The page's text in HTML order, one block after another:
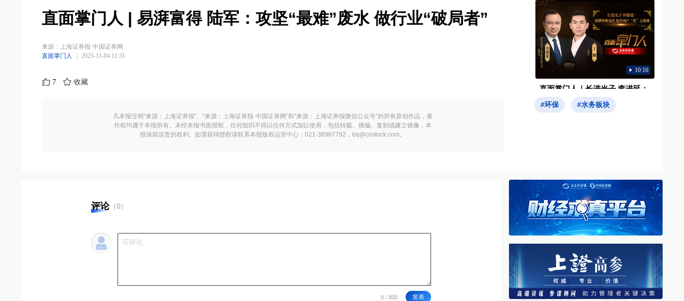
直面掌门人 | 易湃富得 陆军：攻坚“最难”废水 做行业“破局者”
来源：
上海证券报·中国证券网
直面掌门人
2025-11-04 11:31
7 收藏
凡本报注明“来源：上海证券报”、“来源：上海证券报·中国证券网”和“来源：上海证券报微信公众号”的所有原创作品，著
作权均属于本报所有。未经本报书面授权，任何组织不得以任何方式加以使用，包括转载、摘编、复制或建立镜像，本
报保留追责的权利。如需获得授权请联系本报版权运营中心：021-38967792，bq@cnstock.com。
10:16
直面掌门人｜长进光子 李进延：
深耕特种光纤 筑牢国产“光”之底
座
15:03
直面掌门人｜共进股份王建祥：
国资赋能启新篇 硬核科技助转型
#环保 #水务板块
评论（0）
发表